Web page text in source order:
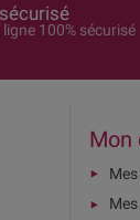
100% sécurisé
Mon